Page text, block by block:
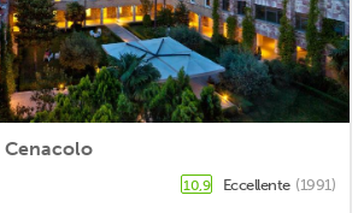
Cenacolo
10,9 Eccellente (1991)